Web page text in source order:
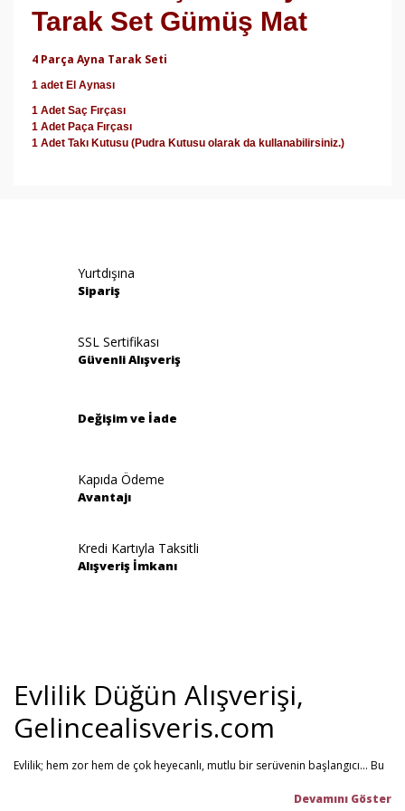
Tarak Set Gümüş Mat
4 Parça Ayna Tarak Seti
1 adet El Aynası
1 Adet Saç Fırçası
1 Adet Paça Fırçası
1 Adet Takı Kutusu (Pudra Kutusu olarak da kullanabilirsiniz.)
Ürün resmi kalitesiz, bozuk veya görüntülenemiyor.
Ürün bilgilerinde hatalar bulunuyor.
Ürün fiyatı diğer sitelerden daha pahalı.
Yurtdışına
Sipariş
SSL Sertifikası
Güvenli Alışveriş
Değişim ve İade
Kapıda Ödeme
Avantajı
Kredi Kartıyla Taksitli
Alışveriş İmkanı
Evlilik Düğün Alışverişi,
Gelincealisveris.com
Evlilik; hem zor hem de çok heyecanlı, mutlu bir serüvenin başlangıcı... Bu
Gelince Alışveriş; 2013 senesinden beri hizmet veren ve müşteri